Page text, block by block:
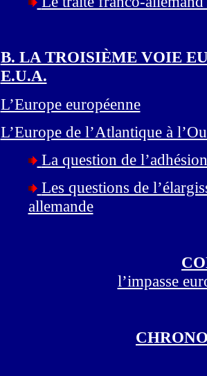
B. LA TROISIÈME VOIE
E.U.A.
L’Europe européenne
L’Europe de l’Atlantique à
La question de
Les questions de
allemande
l’impasse